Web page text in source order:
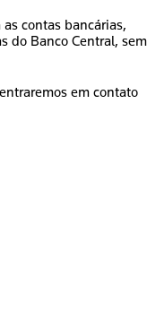
contas bancárias,
do Banco Central, sem
em contato